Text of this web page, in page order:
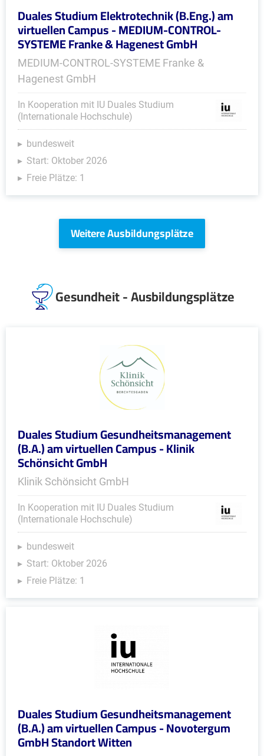
Duales Studium Elektrotechnik (B.Eng.) am
virtuellen Campus - MEDIUM-CONTROL-
SYSTEME Franke & Hagenest GmbH
MEDIUM-CONTROL-SYSTEME Franke &
Hagenest GmbH
In Kooperation mit IU Duales Studium
(Internationale Hochschule)
bundesweit
Start: Oktober 2026
Freie Plätze: 1
Weitere Ausbildungsplätze
Gesundheit - Ausbildungsplätze
Duales Studium Gesundheitsmanagement
(B.A.) am virtuellen Campus - Klinik
Schönsicht GmbH
Klinik Schönsicht GmbH
In Kooperation mit IU Duales Studium
(Internationale Hochschule)
bundesweit
Start: Oktober 2026
Freie Plätze: 1
Duales Studium Gesundheitsmanagement
(B.A.) am virtuellen Campus - Novotergum
GmbH Standort Witten